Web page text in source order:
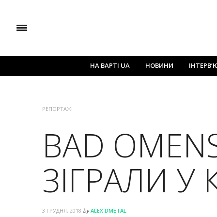
НА ВАРТІ UA НОВИНИ
РЕПОРТАЖІ
BAD
ЗІГРАЛИ У
3 ГРУДНЯ, 2018 by ALEX DMETAL